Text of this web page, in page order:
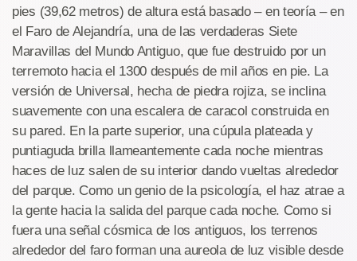
pies (39,62 metros) de altura está basado – en teoría – en
el Faro de Alejandría, una de las verdaderas Siete
Maravillas del Mundo Antiguo, que fue destruido por un
terremoto hacia el 1300 después de mil años en pie. La
versión de Universal, hecha de piedra rojiza, se inclina
suavemente con una escalera de caracol construida en
su pared. En la parte superior, una cúpula plateada y
puntiaguda brilla llameantemente cada noche mientras
haces de luz salen de su interior dando vueltas alrededor
del parque. Como un genio de la psicología, el haz atrae a
la gente hacia la salida del parque cada noche. Como si
fuera una señal cósmica de los antiguos, los terrenos
alrededor del faro forman una aureola de luz visible desde